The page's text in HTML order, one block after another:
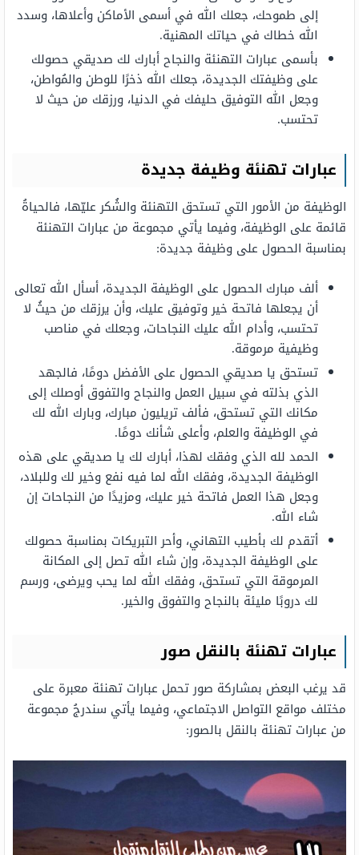
إلى طموحك، جعلك الله في أسمى الأماكن وأعلاها، وسدد
الله خطاك في حياتك المهنية.
بأسمى عبارات التهنئة والنجاح أبارك لك صديقي حصولك
على وظيفتك الجديدة، جعلك الله ذخرًا للوطن والمُواطن،
وجعل الله التوفيق حليفك في الدنيا، ورزقك من حيث لا
تحتسب.
عبارات تهنئة وظيفة جديدة
الوظيفة من الأمور التي تستحق التهنئة والشُكر عليّها، فالحياةُ
قائمة على الوظيفة، وفيما يأتي مجموعة من عبارات التهنئة
بمناسبة الحصول على وظيفة جديدة:
ألف مبارك الحصول على الوظيفة الجديدة، أسأل الله تعالى
أن يجعلها فاتحة خير وتوفيق عليك، وأن يرزقك من حيثُ لا
تحتسب، وأدام الله عليك النجاحات، وجعلك في مناصب
وظيفية مرموقة.
تستحق يا صديقي الحصول على الأفضل دومًا، فالجهد
الذي بذلته في سبيل العمل والنجاح والتفوق أوصلك إلى
مكانك التي تستحق، فألف تريليون مبارك، وبارك الله لك
في الوظيفة والعلم، وأعلى شأنك دومًا.
الحمد لله الذي وفقك لهذا، أبارك لك يا صديقي على هذه
الوظيفة الجديدة، وفقك الله لما فيه نفع وخير لك وللبلاد،
وجعل هذا العمل فاتحة خير عليك، ومزيدًا من النجاحات إن
شاء الله.
أتقدم لك بأطيب التهاني، وأحر التبريكات بمناسبة حصولك
على الوظيفة الجديدة، وإن شاء الله تصل إلى المكانة
المرموقة التي تستحق، وفقك الله لما يحب ويرضى، ورسم
لك دروبًا مليئة بالنجاح والتفوق والخير.
عبارات تهنئة بالنقل صور
قد يرغب البعض بمشاركة صور تحمل عبارات تهنئة معبرة على
مختلف مواقع التواصل الاجتماعي، وفيما يأتي سندرجُ مجموعة
من عبارات تهنئة بالنقل بالصور: